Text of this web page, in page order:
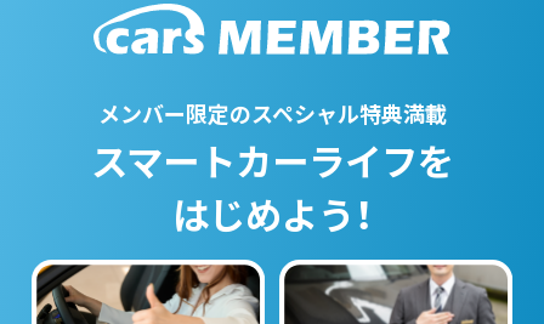
メンバー限定のスペシャル特典満載
スマートカーライフを
はじめよう！